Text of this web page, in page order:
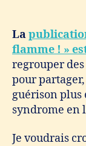
La
flamme ! »
regrouper
pour
guérison plus
syndrome en
Je voudrais